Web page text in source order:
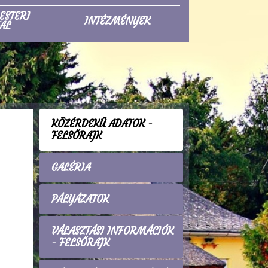
INTÉZMÉNYEK
KÖZÉRDEKŰ ADATOK -
FELSŐRAJK
GALÉRIA
PÁLYÁZATOK
VÁLASZTÁSI INFORMÁCIÓK
- FELSŐRAJK